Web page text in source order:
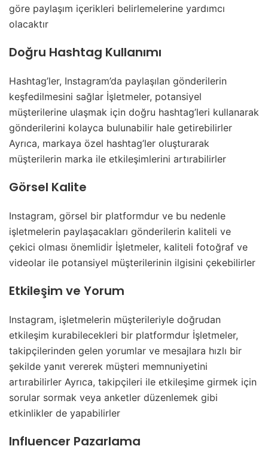
göre paylaşım içerikleri belirlemelerine yardımcı
olacaktır
Doğru Hashtag Kullanımı
Hashtag’ler, Instagram’da paylaşılan gönderilerin
keşfedilmesini sağlar İşletmeler, potansiyel
müşterilerine ulaşmak için doğru hashtag’leri kullanarak
gönderilerini kolayca bulunabilir hale getirebilirler
Ayrıca, markaya özel hashtag’ler oluşturarak
müşterilerin marka ile etkileşimlerini artırabilirler
Görsel Kalite
Instagram, görsel bir platformdur ve bu nedenle
işletmelerin paylaşacakları gönderilerin kaliteli ve
çekici olması önemlidir İşletmeler, kaliteli fotoğraf ve
videolar ile potansiyel müşterilerinin ilgisini çekebilirler
Etkileşim ve Yorum
Instagram, işletmelerin müşterileriyle doğrudan
etkileşim kurabilecekleri bir platformdur İşletmeler,
takipçilerinden gelen yorumlar ve mesajlara hızlı bir
şekilde yanıt vererek müşteri memnuniyetini
artırabilirler Ayrıca, takipçileri ile etkileşime girmek için
sorular sormak veya anketler düzenlemek gibi
etkinlikler de yapabilirler
Influencer Pazarlama